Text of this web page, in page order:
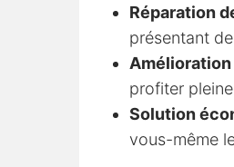
Réparation
présentant
Amélioration
profiter
Solution
vous-même